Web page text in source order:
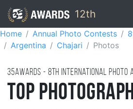
12th
Home Annual Photo Contests
Argentina
Chajari Photos
35AWARDS - 8TH international photo
Top